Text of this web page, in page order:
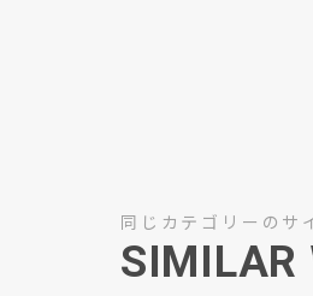
同じカテゴリーのサ
SIMILAR